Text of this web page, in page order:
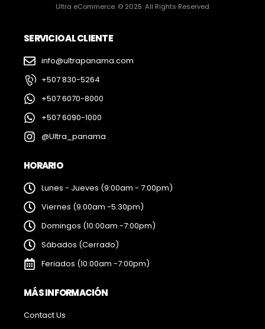
Ultra eCommerce. © 2025. All Rights Reserved
SERVICIO AL CLIENTE
info@ultrapanama.com
+507 830-5264
+507 6070-8000
+507 6090-1000
@Ultra_panama
HORARIO
Lunes - Jueves (9:00am - 7:00pm)
Viernes (9:00am -5:30pm)
Domingos (10:00am -7:00pm)
Sábados (Cerrado)
Feriados (10:00am -7:00pm)
MÁS INFORMACIÓN
Contact Us